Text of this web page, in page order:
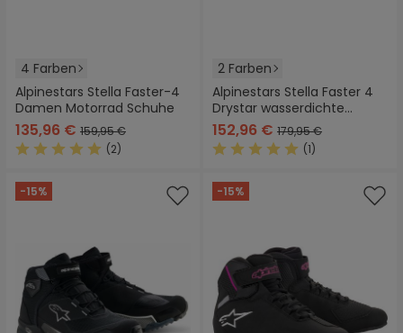
4 Farben
Alpinestars Stella Faster-4
Damen Motorrad Schuhe
135,96 € 159,95 €
(2)
2 Farben
Alpinestars Stella Faster 4
Drystar wasserdichte
Damen Motorrad Schuhe
152,96 € 179,95 €
(1)
-15% -15%